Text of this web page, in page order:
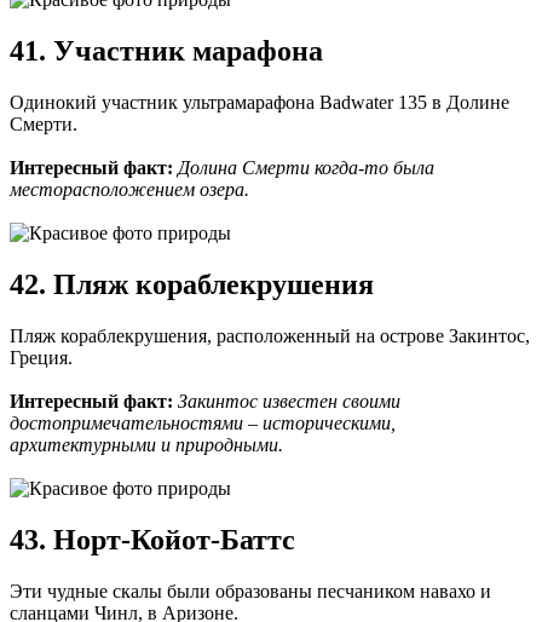
41. Участник марафона
Одинокий участник ультрамарафона Badwater 135 в Долине
Смерти.
Интересный факт: Долина Смерти когда-то была
месторасположением озера.
42. Пляж кораблекрушения
Пляж кораблекрушения, расположенный на острове Закинтос,
Греция.
Интересный факт: Закинтос известен своими
достопримечательностями – историческими,
архитектурными и природными.
43. Норт-Койот-Баттс
Эти чудные скалы были образованы песчаником навахо и
сланцами Чинл, в Аризоне.